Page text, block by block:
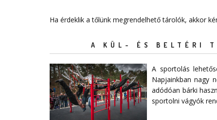
Ha érdeklik a tőlünk megrendelhető tárolók, akkor
A KÜL- ÉS BELTÉRI
A sportolás
Napjainkban nagy
adódóan bárki
sportolni vágyók